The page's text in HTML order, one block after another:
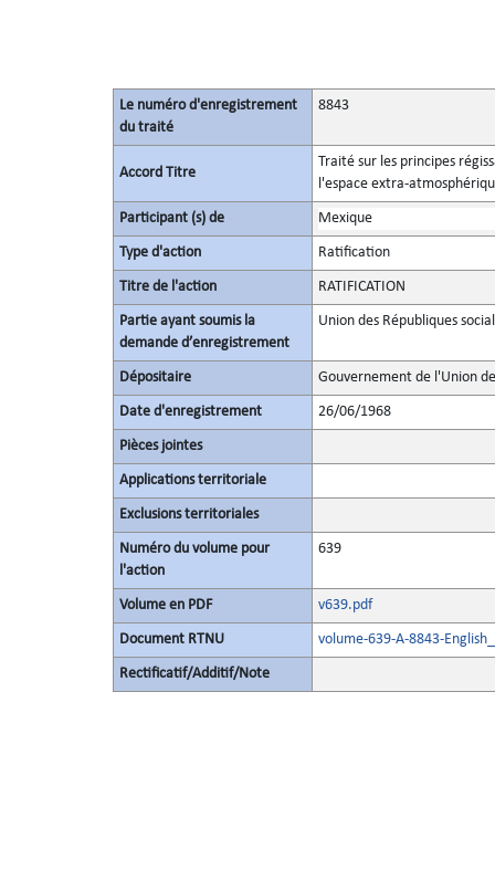
Le numéro d'enregistrement
du traité
8843
Accord Titre
Traité sur les principes
l'espace extra-
Participant (s) de Mexique
Type d'action Ratification
Titre de l'action RATIFICATION
Partie ayant soumis la
demande d’enregistrement
Union des Républiques
Dépositaire Gouvernement de l'Union
Date d'enregistrement 26/06/1968
Pièces jointes
Applications territoriale
Exclusions territoriales
Numéro du volume pour
l'action
639
Volume en PDF v639.pdf
Document RTNU volume-639-A-8843-
Rectificatif/Additif/Note